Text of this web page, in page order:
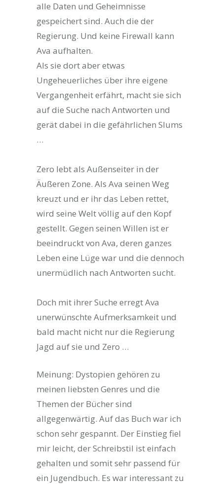
alle Daten und Geheimnisse
gespeichert sind. Auch die der
Regierung. Und keine Firewall kann
Ava aufhalten.
Als sie dort aber etwas
Ungeheuerliches über ihre eigene
Vergangenheit erfährt, macht sie sich
auf die Suche nach Antworten und
gerät dabei in die gefährlichen Slums
…
Zero lebt als Außenseiter in der
Äußeren Zone. Als Ava seinen Weg
kreuzt und er ihr das Leben rettet,
wird seine Welt völlig auf den Kopf
gestellt. Gegen seinen Willen ist er
beeindruckt von Ava, deren ganzes
Leben eine Lüge war und die dennoch
unermüdlich nach Antworten sucht.
Doch mit ihrer Suche erregt Ava
unerwünschte Aufmerksamkeit und
bald macht nicht nur die Regierung
Jagd auf sie und Zero …
Meinung: Dystopien gehören zu
meinen liebsten Genres und die
Themen der Bücher sind
allgegenwärtig. Auf das Buch war ich
schon sehr gespannt. Der Einstieg fiel
mir leicht, der Schreibstil ist einfach
gehalten und somit sehr passend für
ein Jugendbuch. Es war interessant zu